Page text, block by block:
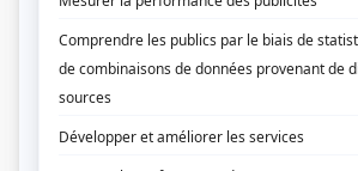
10 épisodes au total
Saison 1: Diffusée chaque lundi à 21h00
(60 minutes)
Récompenses